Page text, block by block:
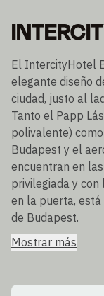
El IntercityHotel
elegante diseño
ciudad, justo al
Tanto el Papp
polivalente)
Budapest y el
encuentran en
privilegiada y
en la puerta, está
de Budapest.
Mostrar más